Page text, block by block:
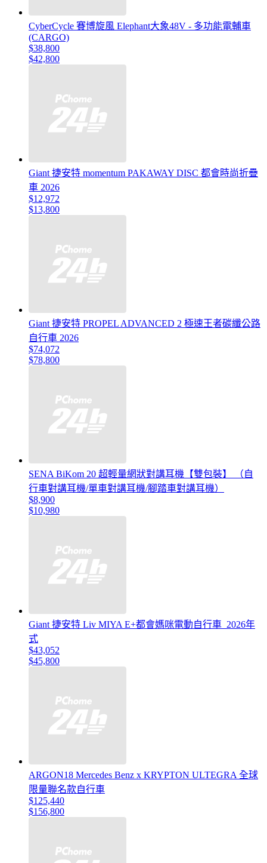
CyberCycle 賽博旋風 Elephant大象48V - 多功能電輔車
(CARGO)
$38,800
$42,800
Giant 捷安特 momentum PAKAWAY DISC 都會時尚折疊
車 2026
$12,972
$13,800
Giant 捷安特 PROPEL ADVANCED 2 極速王者碳纖公路
自行車 2026
$74,072
$78,800
SENA BiKom 20 超輕量網狀對講耳機【雙包裝】 （自
行車對講耳機/單車對講耳機/腳踏車對講耳機）
$8,900
$10,980
Giant 捷安特 Liv MIYA E+都會媽咪電動自行車_2026年
式
$43,052
$45,800
ARGON18 Mercedes Benz x KRYPTON ULTEGRA 全球
限量聯名款自行車
$125,440
$156,800